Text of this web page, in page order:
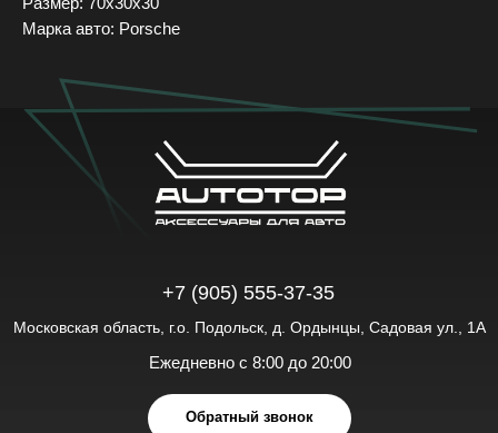
Марка авто: Porsche
Каталог
Галерея
Новости
FAQ
Политика обработки персональных данных